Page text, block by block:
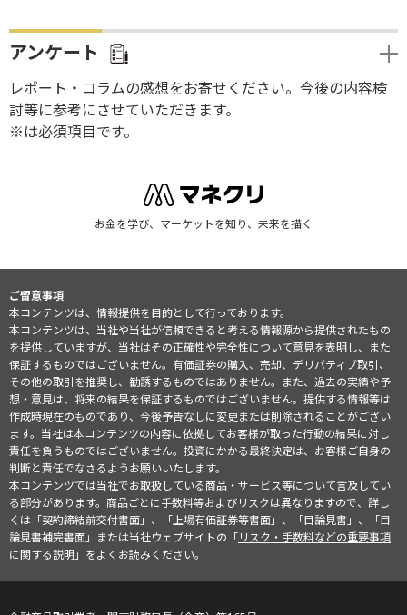
アンケート
レポート・コラムの感想をお寄せください。今後の内容検
討等に参考にさせていただきます。
※は必須項目です。
お金を学び、マーケットを知り、未来を描く
ご留意事項
本コンテンツは、情報提供を目的として行っております。
本コンテンツは、当社や当社が信頼できると考える情報源から提供されたもの
を提供していますが、当社はその正確性や完全性について意見を表明し、また
保証するものではございません。有価証券の購入、売却、デリバティブ取引、
その他の取引を推奨し、勧誘するものではありません。また、過去の実績や予
想・意見は、将来の結果を保証するものではございません。提供する情報等は
作成時現在のものであり、今後予告なしに変更または削除されることがござい
ます。当社は本コンテンツの内容に依拠してお客様が取った行動の結果に対し
責任を負うものではございません。投資にかかる最終決定は、お客様ご自身の
判断と責任でなさるようお願いいたします。
本コンテンツでは当社でお取扱している商品・サービス等について言及してい
る部分があります。商品ごとに手数料等およびリスクは異なりますので、詳し
くは「契約締結前交付書面」、「上場有価証券等書面」、「目論見書」、「目
論見書補完書面」または当社ウェブサイトの「リスク・手数料などの重要事項
に関する説明」をよくお読みください。